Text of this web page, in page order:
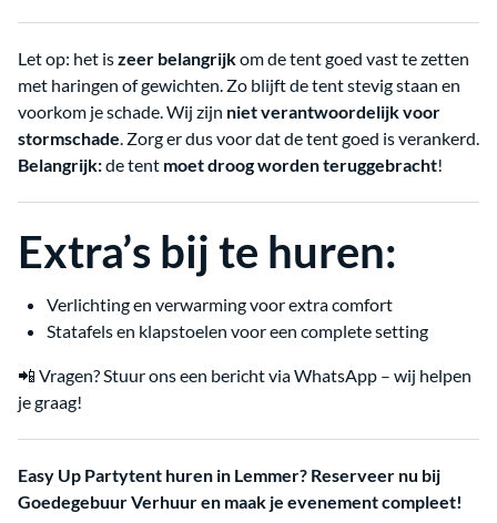
Let op: het iszeer belangrijkom de tent goed vast te zetten
met haringen of gewichten. Zo blijft de tent stevig staan en
voorkom je schade. Wij zijn niet verantwoordelijk voor
stormschade. Zorg er dus voor dat de tent goed is verankerd.
Belangrijk:de tent moet droog worden teruggebracht!
Extra’s bij te huren:
Verlichting en verwarming voor extra comfort
Statafels en klapstoelen voor een complete setting
📲 Vragen? Stuur ons een bericht via WhatsApp – wij helpen
je graag!
Easy Up Partytent huren in Lemmer? Reserveer nu bij
Goedegebuur Verhuur en maak je evenement compleet!